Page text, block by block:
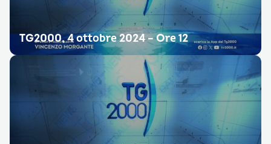
TG2000, 4 ottobre 2024 – Ore 12